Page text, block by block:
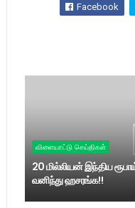
Facebook
விளையாட்டு செய்திகள்
20 மில்லியன் இந்திய
வனிந்து ஹசரங்க!!